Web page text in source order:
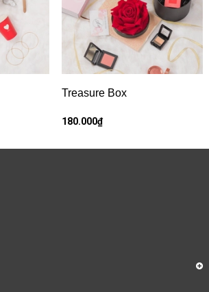
Treasure Box
180.000₫